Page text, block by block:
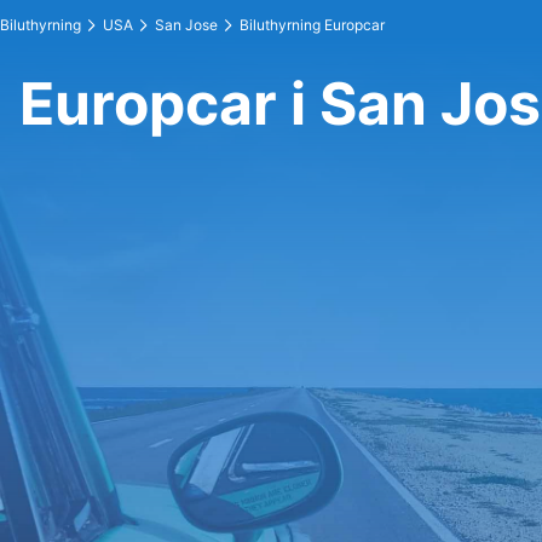
Biluthyrning USA San Jose Biluthyrning Europcar
Europcar i San